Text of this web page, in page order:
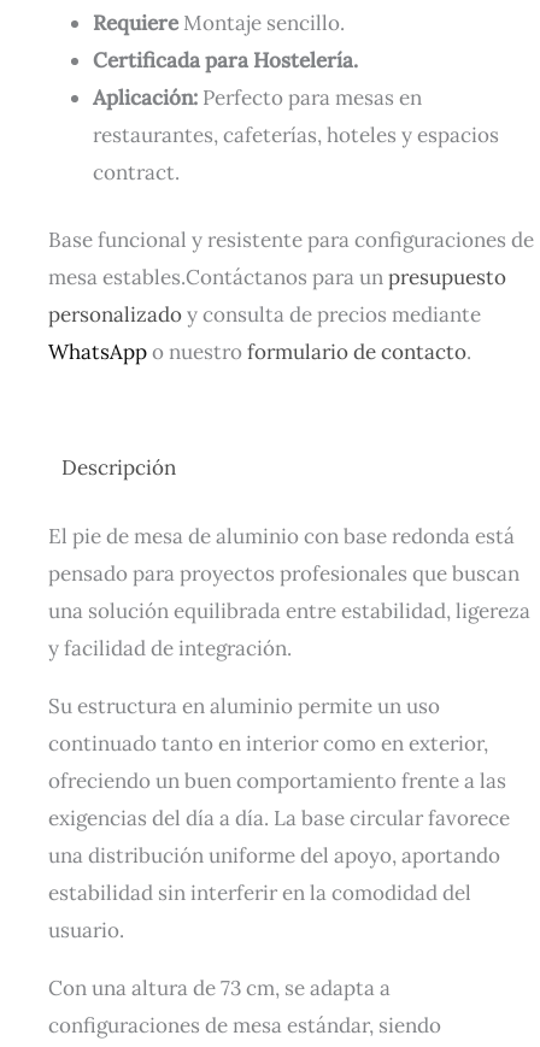
RequiereMontaje sencillo.
Certificada para Hostelería.
Aplicación:Perfecto para mesas en
restaurantes, cafeterías, hoteles y espacios
contract.
Base funcional y resistente para configuraciones de
mesa estables.Contáctanos para unpresupuesto
personalizadoy consulta de precios mediante
WhatsAppo nuestroformulario de contacto.
Descripción
El pie de mesa de aluminio con base redonda está
pensado para proyectos profesionales que buscan
una solución equilibrada entre estabilidad, ligereza
y facilidad de integración.
Su estructura en aluminio permite un uso
continuado tanto en interior como en exterior,
ofreciendo un buen comportamiento frente a las
exigencias del día a día. La base circular favorece
una distribución uniforme del apoyo, aportando
estabilidad sin interferir en la comodidad del
usuario.
Con una altura de 73 cm, se adapta a
configuraciones de mesa estándar, siendo